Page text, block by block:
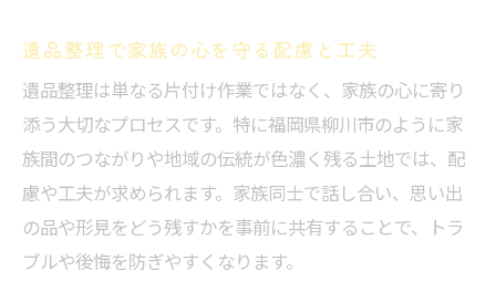
遺品整理を円滑に進める具体的な手順
遺品整理における家族間の話し合いの重要
性
家族で取り組む遺品整理のコツ教えます
家族で協力する遺品整理の進め方
思い出を共有しながら遺品整理を進める方
遺品整理で家族の心を守る配慮と工夫
遺品整理は単なる片付け作業ではなく、家族の心に寄り
添う大切なプロセスです。特に福岡県柳川市のように家
族間のつながりや地域の伝統が色濃く残る土地では、配
慮や工夫が求められます。家族同士で話し合い、思い出
の品や形見をどう残すかを事前に共有することで、トラ
ブルや後悔を防ぎやすくなります。